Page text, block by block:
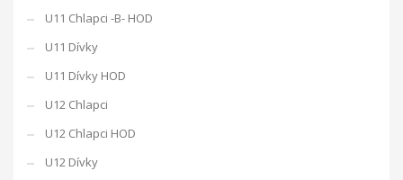
U11 Chlapci -B- HOD
U11 Dívky
U11 Dívky HOD
U12 Chlapci
U12 Chlapci HOD
U12 Dívky